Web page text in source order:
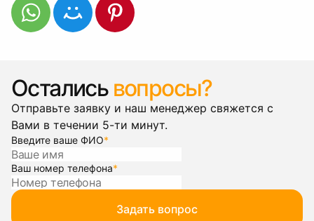
Остались вопросы?
Отправьте заявку и наш менеджер свяжется с
Вами в течении 5-ти минут.
Введите ваше ФИО*
Ваш номер телефона*
Задать вопрос